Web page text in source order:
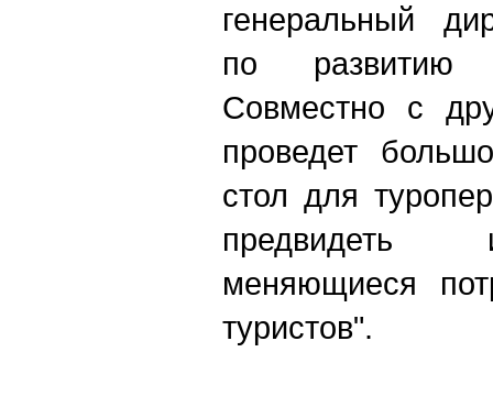
генеральный
по развитию
Совместно с
проведет
стол для
предвидеть
меняющиеся
туристов".